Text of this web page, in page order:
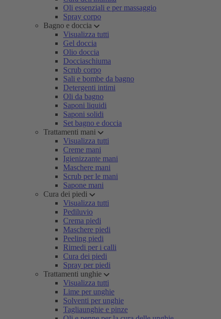
Oli essenziali e per massaggio
Spray corpo
Bagno e doccia
Visualizza tutti
Gel doccia
Olio doccia
Docciaschiuma
Scrub corpo
Sali e bombe da bagno
Detergenti intimi
Oli da bagno
Saponi liquidi
Saponi solidi
Set bagno e doccia
Trattamenti mani
Visualizza tutti
Creme mani
Igienizzante mani
Maschere mani
Scrub per le mani
Sapone mani
Cura dei piedi
Visualizza tutti
Pediluvio
Crema piedi
Maschere piedi
Peeling piedi
Rimedi per i calli
Cura dei piedi
Spray per piedi
Trattamenti unghie
Visualizza tutti
Lime per unghie
Solventi per unghie
Tagliaunghie e pinze